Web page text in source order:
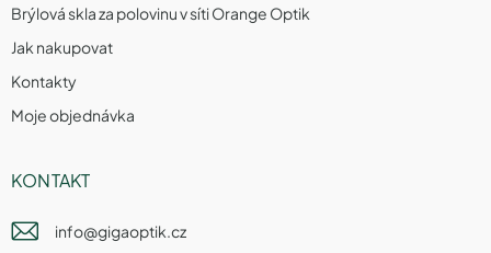
Brýlová skla za polovinu v síti Orange Optik
Jak nakupovat
Kontakty
Moje objednávka
KONTAKT
info@gigaoptik.cz